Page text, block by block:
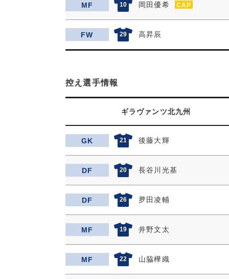
MF 10 岡田優希 CAP
FW 29 高昇辰
控え選手情報
ギラヴァンツ北九州
GK 21 後藤大輝
DF 20 長谷川光基
DF 26 夛田凌輔
MF 19 井野文太
MF 22 山脇樺織